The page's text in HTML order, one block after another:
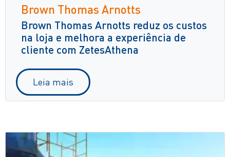
Brown Thomas Arnotts
Brown Thomas Arnotts reduz os custos
na loja e melhora a experiência de
cliente com ZetesAthena
Leia mais